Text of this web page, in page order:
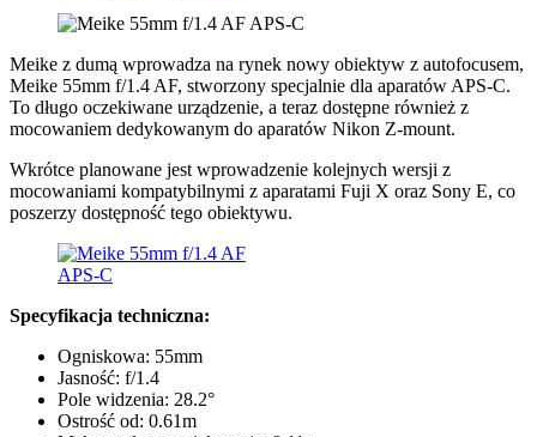
Meike z dumą wprowadza na rynek nowy obiektyw z autofocusem,
Meike 55mm f/1.4 AF, stworzony specjalnie dla aparatów APS-C.
To długo oczekiwane urządzenie, a teraz dostępne również z
mocowaniem dedykowanym do aparatów Nikon Z-mount.
Wkrótce planowane jest wprowadzenie kolejnych wersji z
mocowaniami kompatybilnymi z aparatami Fuji X oraz Sony E, co
poszerzy dostępność tego obiektywu.
Specyfikacja techniczna:
Ogniskowa: 55mm
Jasność: f/1.4
Pole widzenia: 28.2°
Ostrość od: 0.61m